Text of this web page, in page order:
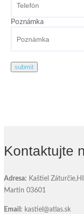
Poznámka
submit
Kontaktujte
Adresa: Kaštiel
Martin 03601
Email: kastiel@atlas.sk